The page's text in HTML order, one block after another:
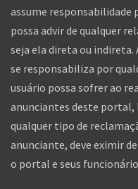
assume responsabilidade
possa advir de qualquer
seja ela direta ou indireta.
se responsabiliza por
usuário possa sofrer ao
anunciantes deste portal,
qualquer tipo de
anunciante, deve eximir
o portal e seus